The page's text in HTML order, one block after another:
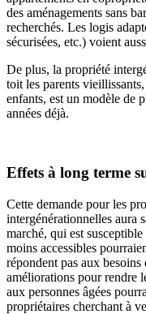
des aménagements sans
recherchés. Les logis
sécurisées, etc.) voient
De plus, la propriété
toit les parents
enfants, est un modèle de
années déjà.
Effets à long terme
Cette demande pour les
intergénérationnelles aura
marché, qui est
moins accessibles
répondent pas aux
améliorations pour rendre
aux personnes âgées
propriétaires cherchant à